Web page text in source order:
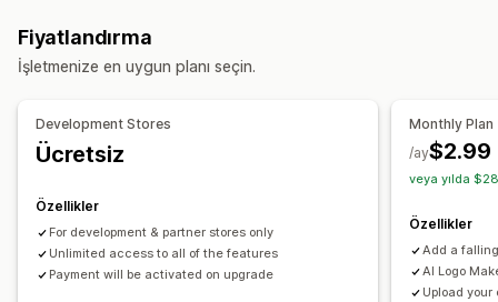
Görseller
Mobil duyarlı
Sonbahar
Black Friday (BFCM)
Cadılar bayramı
Yeni Yıl
İlkbahar
Promosyonlar
Fiyatlandırma
İşletmenize en uygun planı seçin.
Development Stores
Ücretsiz
Özellikler
For development & partner stores only
Unlimited access to all of the features
Payment will be activated on upgrade
Monthly Plan
$2.99
/ay
veya yılda
Özellikler
Add a
AI Logo
Upload